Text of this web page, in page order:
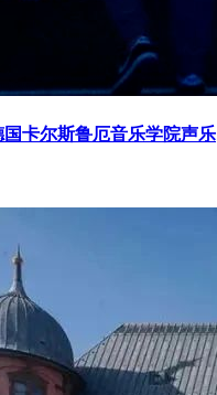
卡尔斯鲁厄音乐学院声乐